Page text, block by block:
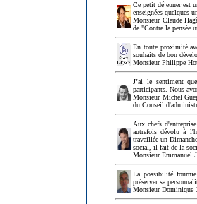
Ce petit déjeuner est
enseignées quelques-
Monsieur Claude
de "Contre la pensée
En toute proximité
souhaits de bon
Monsieur Philippe
J’ai le sentiment
participants. Nous
Monsieur Michel
du Conseil
Aux chefs
autrefois dévolu à
travaillée un
social, il fait de la
Monsieur Emmanuel
La possibilité
préserver sa
Monsieur Dominique